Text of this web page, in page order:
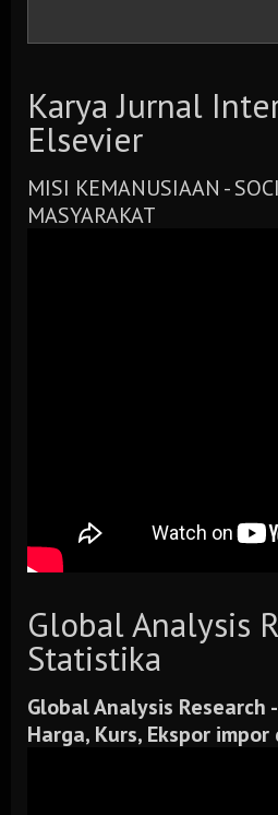
Karya Jurnal
Elsevier
MISI KEMANUSIAAN -
MASYARAKAT
Global Analysis
Statistika
Global Analysis Research -
Harga, Kurs, Ekspor